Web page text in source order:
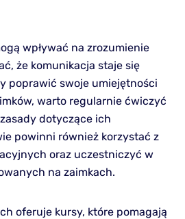
wpływać na zrozumienie
że komunikacja staje się
poprawić swoje umiejętności
warto regularnie ćwiczyć
dotyczące ich
powinni również korzystać z
oraz uczestniczyć w
na zaimkach.
oferuje kursy, które pomagają